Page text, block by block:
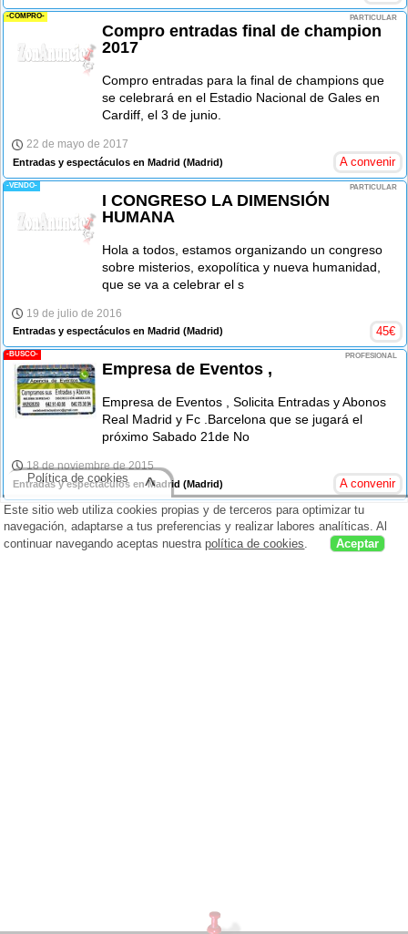
-COMPRO- PARTICULAR
Compro entradas final de champion
2017
Compro entradas para la final de champions que
se celebrará en el Estadio Nacional de Gales en
Cardiff, el 3 de junio.
22 de mayo de 2017
Entradas y espectáculos en Madrid (Madrid) A convenir
-VENDO- PARTICULAR
I CONGRESO LA DIMENSIÓN
HUMANA
Hola a todos, estamos organizando un congreso
sobre misterios, exopolítica y nueva humanidad,
que se va a celebrar el s
19 de julio de 2016
Entradas y espectáculos en Madrid (Madrid) 45€
-BUSCO- PROFESIONAL
Empresa de Eventos ,
Empresa de Eventos , Solicita Entradas y Abonos
Real Madrid y Fc .Barcelona que se jugará el
próximo Sabado 21de No
18 de noviembre de 2015
Entradas y espectáculos en Madrid (Madrid)
A convenir
Este sitio web utiliza cookies propias y de terceros para optimizar tu
navegación, adaptarse a tus preferencias y realizar labores analíticas. Al
continuar navegando aceptas nuestrapolítica de cookies Aceptar
Política de cookies ^